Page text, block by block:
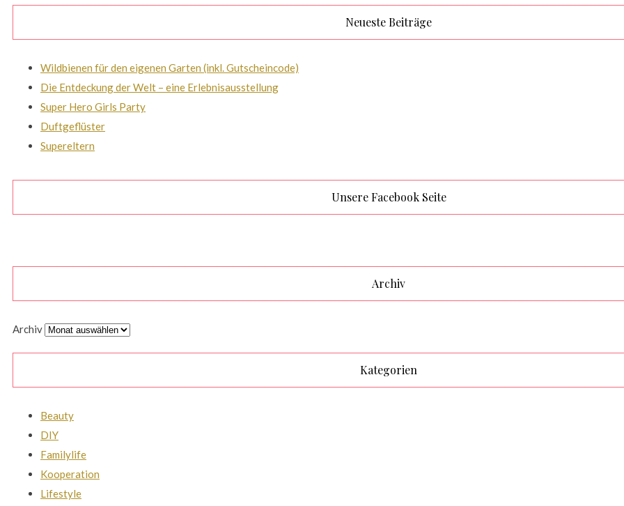
Neueste Beiträge
Wildbienen für den eigenen Garten (inkl. Gutscheincode)
Die Entdeckung der Welt – eine Erlebnisausstellung
Super Hero Girls Party
Duftgeflüster
Supereltern
Unsere Facebook Seite
Archiv
Archiv
Kategorien
Beauty
DIY
Familylife
Kooperation
Lifestyle